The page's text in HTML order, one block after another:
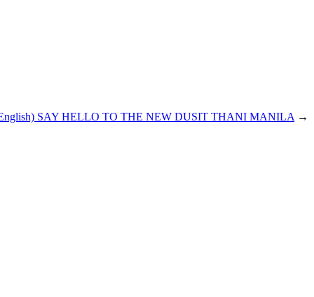
SAY HELLO TO THE NEW DUSIT THANI MANILA →